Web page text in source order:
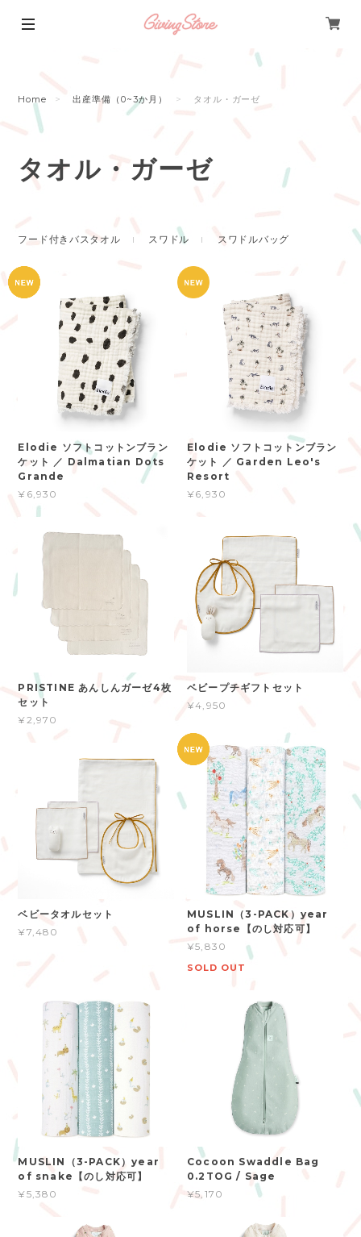
Home 出産準備（0~3か月） タオル・ガーゼ
タオル・ガーゼ
フード付きバスタオル スワドル スワドルバッグ
Elodie ソフトコットンブラン
ケット ／ Dalmatian Dots
Grande
¥6,930
Elodie ソフトコットンブラン
ケット ／ Garden Leo's
Resort
¥6,930
PRISTINE あんしんガーゼ4枚
セット
¥2,970
ベビープチギフトセット
¥4,950
ベビータオルセット
¥7,480
MUSLIN（3-PACK）year
of horse【のし対応可】
¥5,830
SOLD OUT
MUSLIN（3-PACK）year
of snake【のし対応可】
¥5,380
Cocoon Swaddle Bag
0.2TOG / Sage
¥5,170